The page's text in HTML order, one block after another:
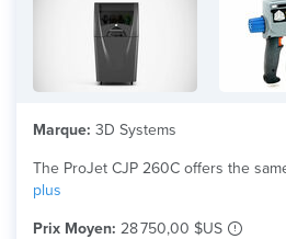
Marque: 3D Systems
The ProJet CJP 260C offers the
plus
Prix Moyen: 28 750,00 $US